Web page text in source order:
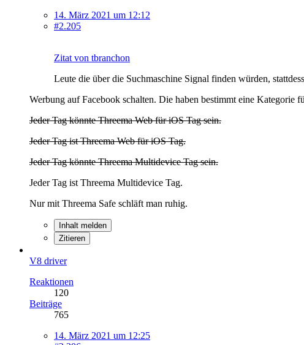
14. März 2021 um 12:12
#2.205
Zitat von tbranchon
Leute die über die Suchmaschine Signal finden würden,
Werbung auf Facebook schalten. Die haben bestimmt eine Kategorie
Jeder Tag könnte Threema Web für iOS Tag sein.
Jeder Tag ist Threema Web für iOS Tag.
Jeder Tag könnte Threema Multidevice Tag sein.
Jeder Tag ist Threema Multidevice Tag.
Nur mit Threema Safe schläft man ruhig.
Inhalt melden
Zitieren
V8 driver
Reaktionen
120
Beiträge
765
14. März 2021 um 12:25